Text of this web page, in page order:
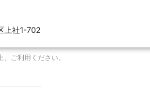
上社1-702
ご利用ください。